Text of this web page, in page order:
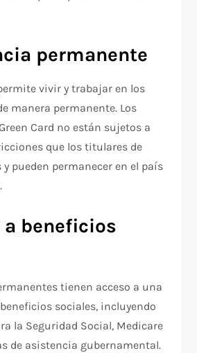
permanente
vivir y trabajar en los
manera permanente. Los
Card no están sujetos a
que los titulares de
pueden permanecer en el país
a beneficios
tienen acceso a una
sociales, incluyendo
la Seguridad Social, Medicare
de asistencia gubernamental.